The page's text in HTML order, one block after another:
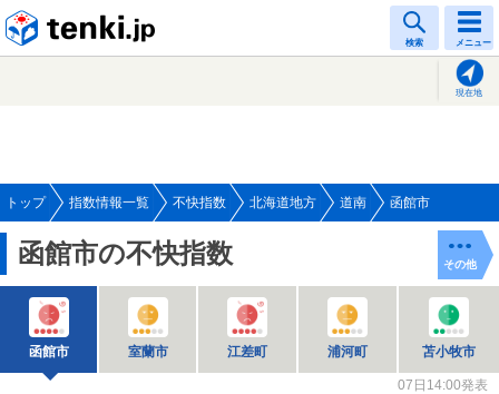
検索 メニュー
現在地
トップ 指数情報一覧 不快指数 北海道地方 道南 函館市
函館市の不快指数
函館市 室蘭市 江差町 浦河町 苫小牧市
その他
07日14:00発表